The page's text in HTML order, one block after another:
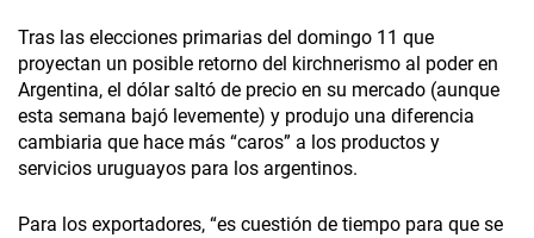
Tras las elecciones primarias del domingo 11 que
proyectan un posible retorno del kirchnerismo al poder en
Argentina, el dólar saltó de precio en su mercado (aunque
esta semana bajó levemente) y produjo una diferencia
cambiaria que hace más “caros” a los productos y
servicios uruguayos para los argentinos.
Para los exportadores, “es cuestión de tiempo para que se